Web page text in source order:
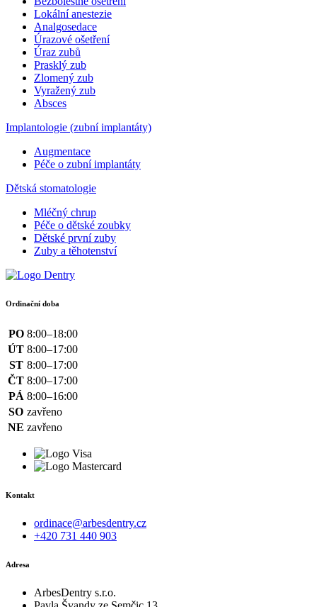
Lokální anestezie
Analgosedace
Úrazové ošetření
Úraz zubů
Prasklý zub
Zlomený zub
Vyražený zub
Absces
Implantologie (zubní implantáty)
Augmentace
Péče o zubní implantáty
Dětská stomatologie
Mléčný chrup
Péče o dětské zoubky
Dětské první zuby
Zuby a těhotenství
Ordinační doba
PO 8:00–18:00
ÚT 8:00–17:00
ST 8:00–17:00
ČT 8:00–17:00
PÁ 8:00–16:00
SO zavřeno
NE zavřeno
Kontakt
ordinace@arbesdentry.cz
+420 731 440 903
Adresa
ArbesDentry s.r.o.